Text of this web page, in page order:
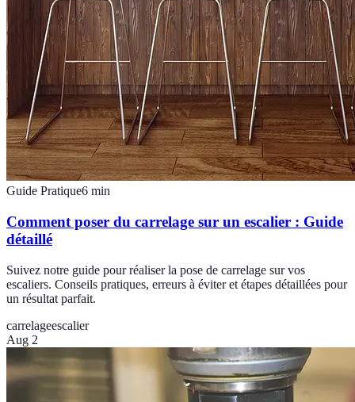
Guide Pratique6 min
Comment poser du carrelage sur un escalier : Guide
détaillé
Suivez notre guide pour réaliser la pose de carrelage sur vos
escaliers. Conseils pratiques, erreurs à éviter et étapes détaillées pour
un résultat parfait.
carrelageescalier
Aug 2